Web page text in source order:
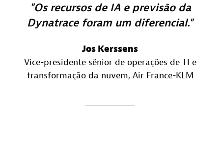
Os recursos de IA e previsão da
Dynatrace foram um diferencial.
Jos Kerssens
Vice-presidente sênior de operações de TI e
transformação da nuvem, Air France-KLM